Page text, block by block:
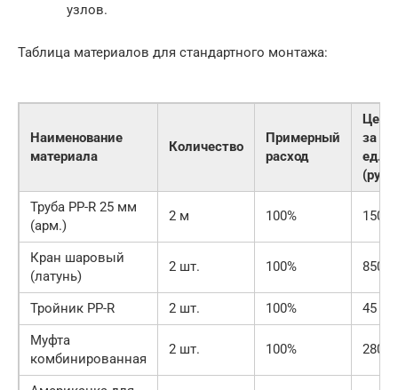
узлов.
Таблица материалов для стандартного монтажа:
Наименование
материала
Количество
Примерный
расход
Цена
за
ед.
(руб.)
Труба PP-R 25 мм
(арм.)
2 м 100% 150
Кран шаровый
(латунь)
2 шт. 100% 850
Тройник PP-R 2 шт. 100%
45
Муфта
комбинированная
2 шт. 100% 280